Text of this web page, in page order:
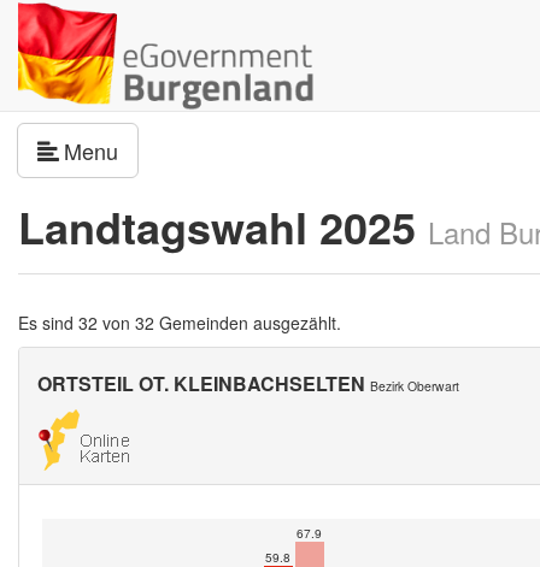
Menu
Landtagswahl 2025 Land
Es sind 32 von 32 Gemeinden ausgezählt.
ORTSTEIL OT. KLEINBACHSELTEN Bezirk Oberwart
59.8
67.9